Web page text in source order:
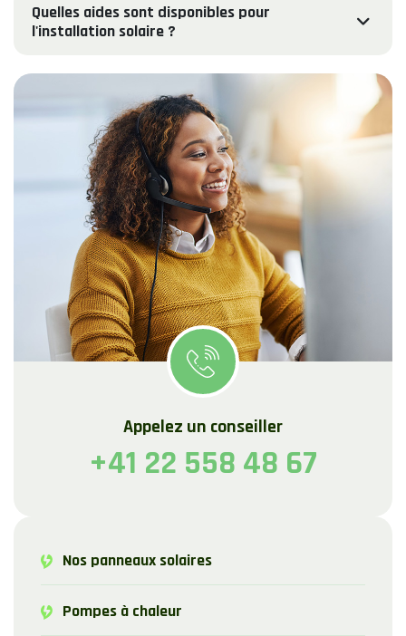
Quelles aides sont disponibles pour
l'installation solaire ?
Appelez un conseiller
+41 22 558 48 67
Nos panneaux solaires
Pompes à chaleur